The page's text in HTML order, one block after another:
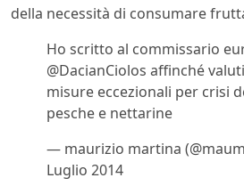
della necessità di consumare
Ho scritto al commissario
@DacianCiolos affinché
misure eccezionali per crisi
pesche e nettarine
— maurizio martina
Luglio 2014